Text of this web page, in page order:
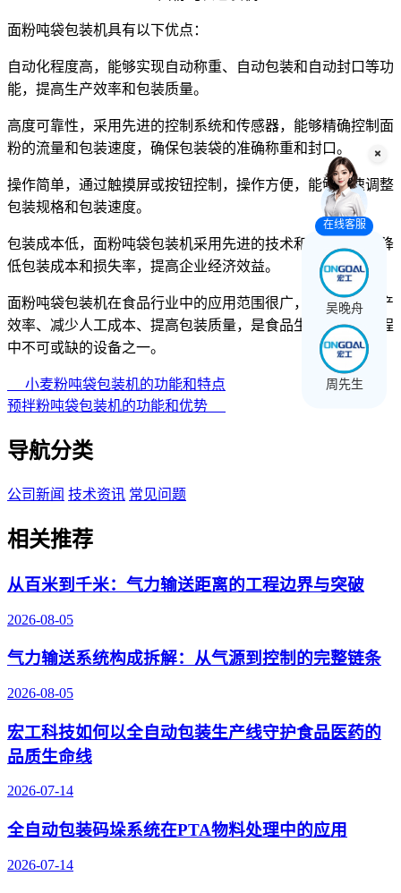
面粉吨袋包装机具有以下优点：
自动化程度高，能够实现自动称重、自动包装和自动封口等功
能，提高生产效率和包装质量。
高度可靠性，采用先进的控制系统和传感器，能够精确控制面
粉的流量和包装速度，确保包装袋的准确称重和封口。
操作简单，通过触摸屏或按钮控制，操作方便，能够快速调整
包装规格和包装速度。
包装成本低，面粉吨袋包装机采用先进的技术和材料，能够降
低包装成本和损失率，提高企业经济效益。
面粉吨袋包装机在食品行业中的应用范围很广，可以提高生产
效率、减少人工成本、提高包装质量，是食品生产和销售过程
中不可或缺的设备之一。
小麦粉吨袋包装机的功能和特点
预拌粉吨袋包装机的功能和优势
导航分类
公司新闻 技术资讯 常见问题
相关推荐
从百米到千米：气力输送距离的工程边界与突破
2026-08-05
气力输送系统构成拆解：从气源到控制的完整链条
2026-08-05
宏工科技如何以全自动包装生产线守护食品医药的
品质生命线
2026-07-14
全自动包装码垛系统在PTA物料处理中的应用
2026-07-14
在线客服
吴晚舟
周先生